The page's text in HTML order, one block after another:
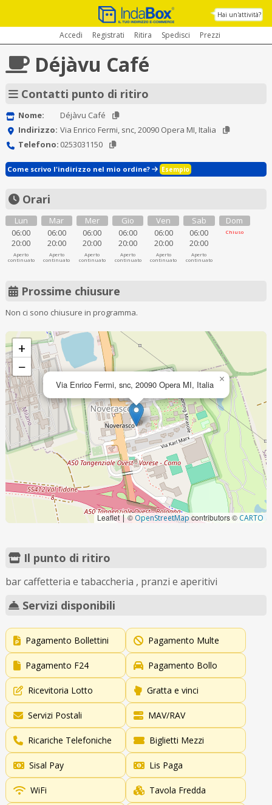
Hai un'attività?
Accedi Registrati Ritira Spedisci Prezzi
Déjàvu Café
Contatti punto di ritiro
Nome:
Déjàvu Café
Indirizzo: Via Enrico Fermi, snc, 20090 Opera MI, Italia
Telefono: 0253031150
Come scrivo l'indirizzo nel mio ordine? Esempio
Orari
Lun
06:00
20:00
Aperto
continuato
Mar
06:00
20:00
Aperto
continuato
Mer
06:00
20:00
Aperto
continuato
Gio
06:00
20:00
Aperto
continuato
Ven
06:00
20:00
Aperto
continuato
Sab
06:00
20:00
Aperto
continuato
Dom
Chiuso
Prossime chiusure
Non ci sono chiusure in programma.
Via Enrico Fermi, snc, 20090 Opera MI, Italia ×
+
−
Leaflet|©OpenStreetMapcontributors © CARTO
Il punto di ritiro
bar caffetteria e tabaccheria , pranzi e aperitivi
Servizi disponibili
Pagamento Bollettini Pagamento Multe
Pagamento F24 Pagamento Bollo
Ricevitoria Lotto Gratta e vinci
Servizi Postali MAV/RAV
Ricariche Telefoniche Biglietti Mezzi
Sisal Pay Lis Paga
WiFi Tavola Fredda